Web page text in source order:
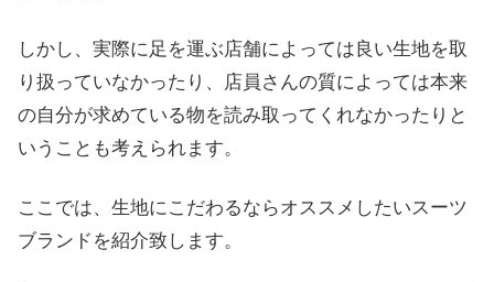
しかし、実際に足を運ぶ店舗によっては良い生地を取
り扱っていなかったり、店員さんの質によっては本来
の自分が求めている物を読み取ってくれなかったりと
いうことも考えられます。
ここでは、生地にこだわるならオススメしたいスーツ
ブランドを紹介致します。